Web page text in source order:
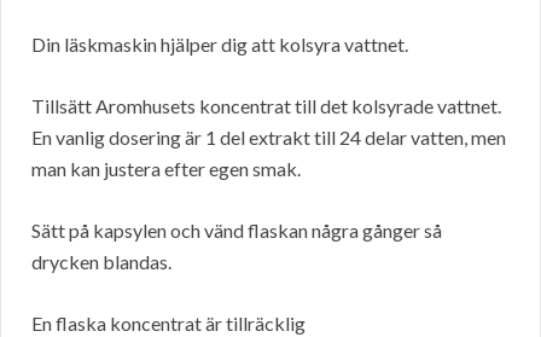
Din läskmaskin hjälper dig att kolsyra vattnet.
Tillsätt Aromhusets koncentrat till det kolsyrade vattnet.
En vanlig dosering är 1 del extrakt till 24 delar vatten, men
man kan justera efter egen smak.
Sätt på kapsylen och vänd flaskan några gånger så
drycken blandas.
En flaska koncentrat är tillräcklig